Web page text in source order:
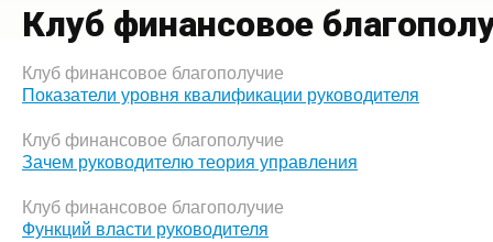
Клуб финансовое
Клуб финансовое благополучие
Показатели уровня квалификации руководителя
Клуб финансовое благополучие
Зачем руководителю теория управления
Клуб финансовое благополучие
Функций власти руководителя